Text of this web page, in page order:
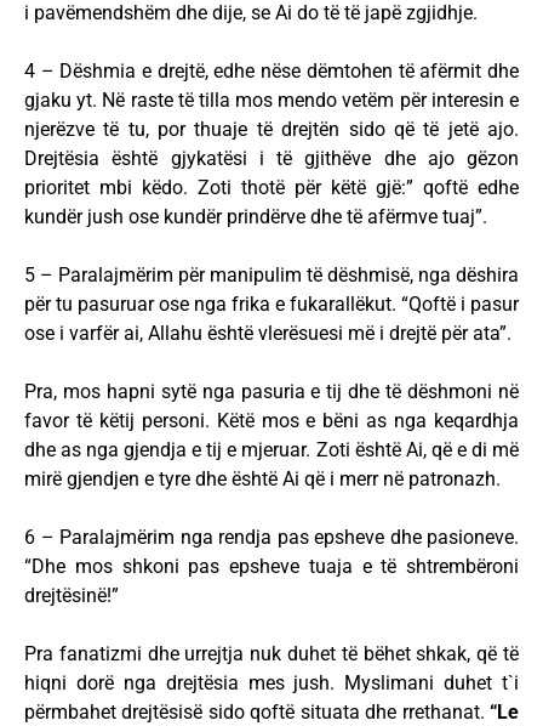
i pavëmendshëm dhe dije, se Ai do të të japë zgjidhje.
4 – Dëshmia e drejtë, edhe nëse dëmtohen të afërmit dhe
gjaku yt. Në raste të tilla mos mendo vetëm për interesin e
njerëzve të tu, por thuaje të drejtën sido që të jetë ajo.
Drejtësia është gjykatësi i të gjithëve dhe ajo gëzon
prioritet mbi këdo. Zoti thotë për këtë gjë:” qoftë edhe
kundër jush ose kundër prindërve dhe të afërmve tuaj”.
5 – Paralajmërim për manipulim të dëshmisë, nga dëshira
për tu pasuruar ose nga frika e fukarallëkut. “Qoftë i pasur
ose i varfër ai, Allahu është vlerësuesi më i drejtë për ata”.
Pra, mos hapni sytë nga pasuria e tij dhe të dëshmoni në
favor të këtij personi. Këtë mos e bëni as nga keqardhja
dhe as nga gjendja e tij e mjeruar. Zoti është Ai, që e di më
mirë gjendjen e tyre dhe është Ai që i merr në patronazh.
6 – Paralajmërim nga rendja pas epsheve dhe pasioneve.
“Dhe mos shkoni pas epsheve tuaja e të shtrembëroni
drejtësinë!”
Pra fanatizmi dhe urrejtja nuk duhet të bëhet shkak, që të
hiqni dorë nga drejtësia mes jush. Myslimani duhet t`i
përmbahet drejtësisë sido qoftë situata dhe rrethanat. “Le